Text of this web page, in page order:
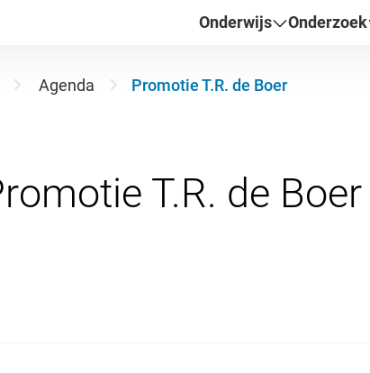
Onderwijs Onderzoek
Agenda Promotie T.R. de Boer
Promotie T.R. de Boer